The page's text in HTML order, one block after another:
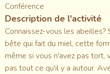
Conférence
Description de l'activité
Connaissez-vous les
bête qui fait du miel, cette
même si vous n'avez pas
pas tout ce qu'il y a autour.